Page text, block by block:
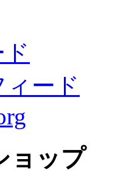
ード
ョップ